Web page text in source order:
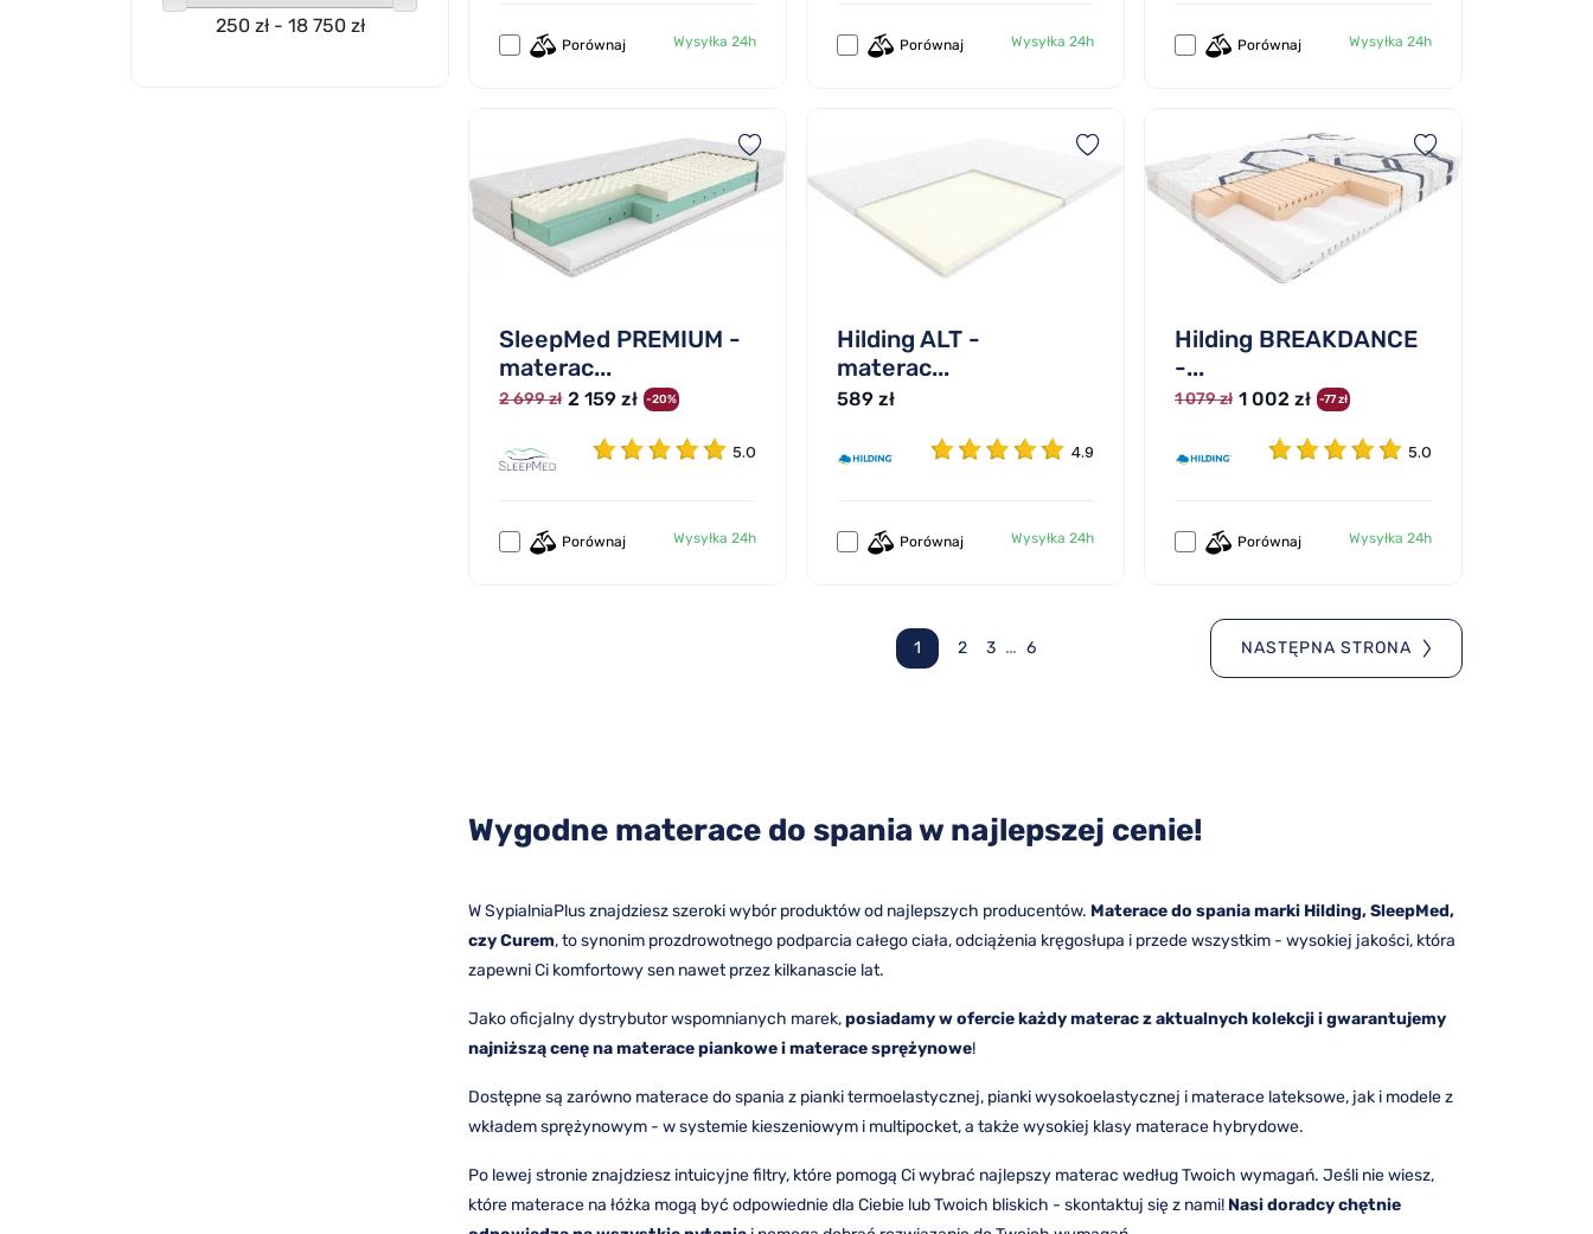
250 zł - 18 750 zł
Porównaj Wysyłka 24h Porównaj Wysyłka 24h Porównaj Wysyłka 24h
SleepMed PREMIUM -
materac...
2 699 zł 2 159 zł -20%
5.0
Porównaj Wysyłka 24h
Hilding ALT -
materac...
589 zł
4.9
Porównaj Wysyłka 24h
Hilding BREAKDANCE
-...
1 079 zł 1 002 zł -77 zł
5.0
Porównaj Wysyłka 24h
1 2 3 … 6 NASTĘPNA STRONA
Wygodne materace do spania w najlepszej cenie!
W SypialniaPlus znajdziesz szeroki wybór produktów od najlepszych producentów. Materace do spania marki Hilding, SleepMed,
czy Curem, to synonim prozdrowotnego podparcia całego ciała, odciążenia kręgosłupa i przede wszystkim - wysokiej jakości, która
zapewni Ci komfortowy sen nawet przez kilkanascie lat.
Jako oficjalny dystrybutor wspomnianych marek,posiadamy w ofercie każdy materac z aktualnych kolekcji i gwarantujemy
najniższą cenę na materace piankowe i materace sprężynowe!
Dostępne są zarówno materace do spania z pianki termoelastycznej, pianki wysokoelastycznej i materace lateksowe, jak i modele z
wkładem sprężynowym - w systemie kieszeniowym i multipocket, a także wysokiej klasy materace hybrydowe.
Po lewej stronie znajdziesz intuicyjne filtry, które pomogą Ci wybrać najlepszy materac według Twoich wymagań. Jeśli nie wiesz,
które materace na łóżka mogą być odpowiednie dla Ciebie lub Twoich bliskich - skontaktuj się z nami! Nasi doradcy chętnie